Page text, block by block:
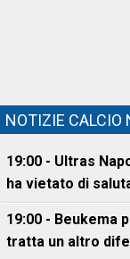
NOTIZIE CALCIO
19:00 - Ultras
ha vietato di
19:00 - Beukema
tratta un altro